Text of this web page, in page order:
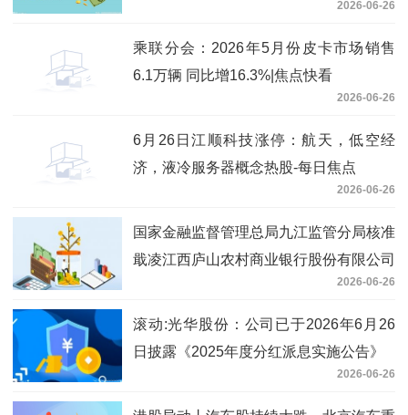
2026-06-26
乘联分会：2026年5月份皮卡市场销售
6.1万辆 同比增16.3%|焦点快看
2026-06-26
6月26日江顺科技涨停：航天，低空经
济，液冷服务器概念热股-每日焦点
2026-06-26
国家金融监督管理总局九江监管分局核准
戢凌江西庐山农村商业银行股份有限公司
2026-06-26
滚动:光华股份：公司已于2026年6月26
日披露《2025年度分红派息实施公告》
2026-06-26